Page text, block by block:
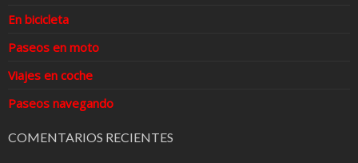
En bicicleta
Paseos en moto
Viajes en coche
Paseos navegando
COMENTARIOS RECIENTES